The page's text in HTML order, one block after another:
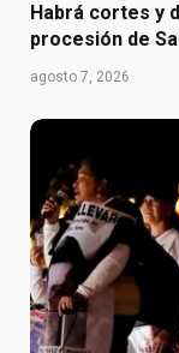
Habrá cortes y
procesión de
agosto 7, 2026